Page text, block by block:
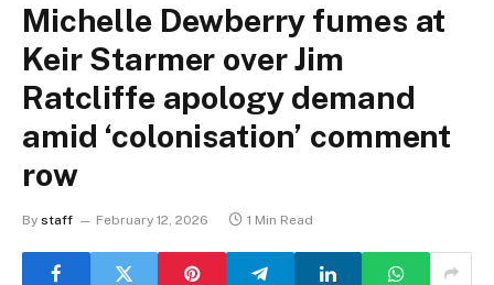
Michelle Dewberry fumes at
Keir Starmer over Jim
Ratcliffe apology demand
amid ‘colonisation’ comment
row
By staff February 12, 2026 1 Min Read